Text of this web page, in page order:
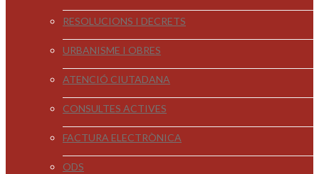
RESOLUCIONS I DECRETS
URBANISME I OBRES
ATENCIÓ CIUTADANA
CONSULTES ACTIVES
FACTURA ELECTRÒNICA
ODS